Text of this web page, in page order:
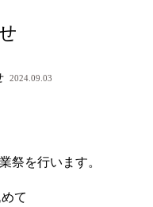
2024.09.03
祭を行います。
て